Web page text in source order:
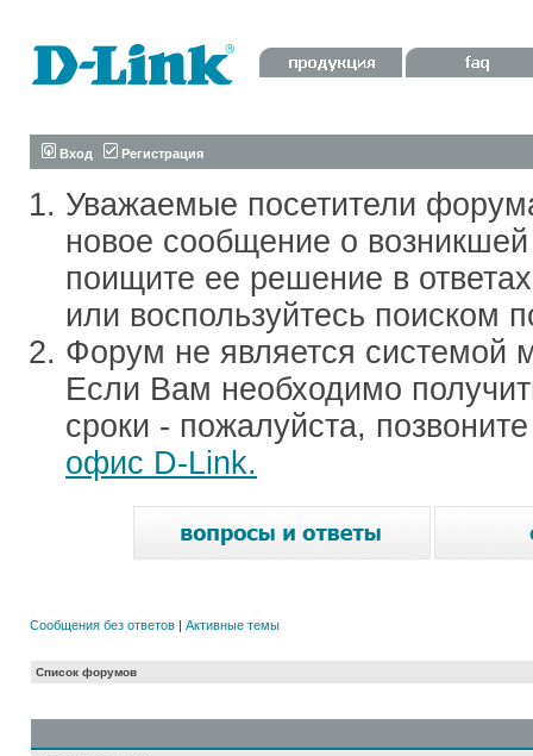
Вход Регистрация
Уважаемые посетители
новое сообщение о
поищите ее решение в
или воспользуйтесь поиском
Форум не является системой
Если Вам необходимо
сроки - пожалуйста,
офис D-Link.
Сообщения без ответов | Активные темы
Список форумов